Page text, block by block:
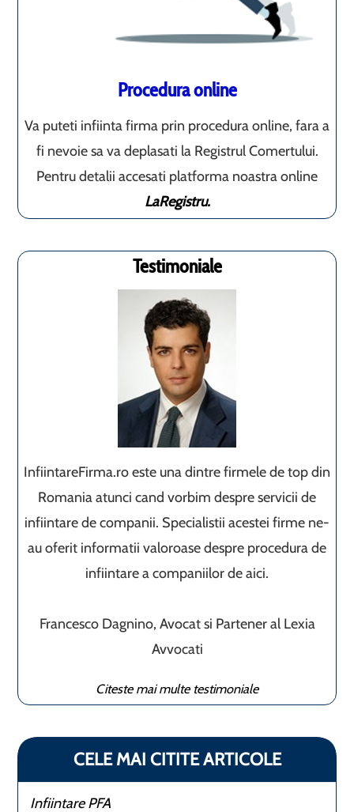
Procedura online
Va puteti infiinta firma prin procedura online, fara a
fi nevoie sa va deplasati la Registrul Comertului.
Pentru detalii accesati platforma noastra online
LaRegistru.
Testimoniale
InfiintareFirma.ro este una dintre firmele de top din
Romania atunci cand vorbim despre servicii de
infiintare de companii. Specialistii acestei firme ne-
au oferit informatii valoroase despre procedura de
infiintare a companiilor de aici.
Francesco Dagnino, Avocat si Partener al Lexia
Avvocati
Citeste mai multe testimoniale
CELE MAI CITITE ARTICOLE
Infiintare PFA